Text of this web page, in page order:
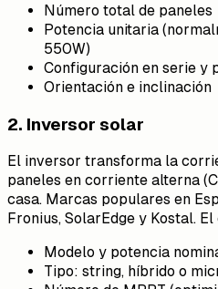
Número total de paneles
Potencia unitaria
550W)
Configuración en serie y
Orientación e inclinación
2. Inversor solar
El inversor transforma la
paneles en corriente alterna
casa. Marcas populares en
Fronius, SolarEdge y Kostal.
Modelo y potencia
Tipo: string, híbrido o